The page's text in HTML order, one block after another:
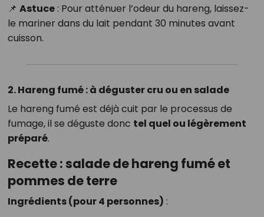
📌 Astuce: Pour atténuer l’odeur du hareng, laissez-
le mariner dans du lait pendant 30 minutes avant
cuisson.
2. Hareng fumé : à déguster cru ou en salade
Le hareng fumé est déjà cuit par le processus de
fumage, il se déguste donc tel quel ou légèrement
préparé.
Recette : salade de hareng fumé et
pommes de terre
Ingrédients (pour 4 personnes) :